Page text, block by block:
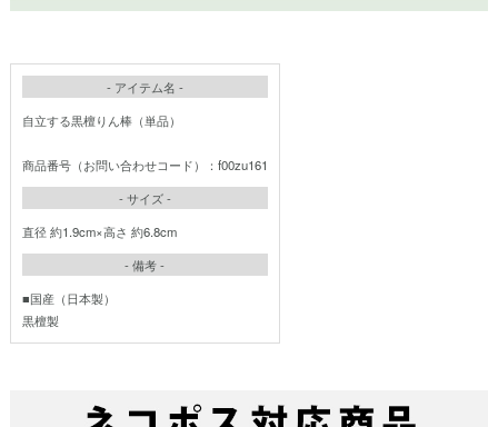
- アイテム名 -
自立する黒檀りん棒（単品）
商品番号（お問い合わせコード）：f00zu161
- サイズ -
直径 約1.9cm×高さ 約6.8cm
- 備考 -
■国産（日本製）
黒檀製